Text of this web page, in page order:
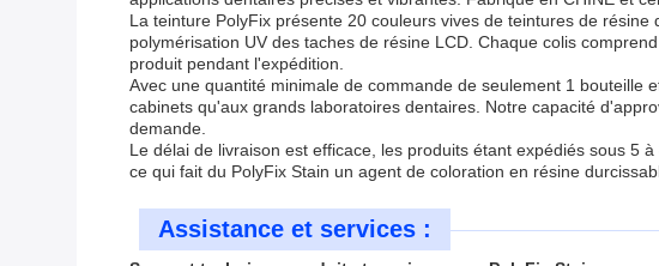
La teinture PolyFix présente 20 couleurs vives de teintures de
polymérisation UV des taches de résine LCD. Chaque colis
produit pendant l'expédition.
Avec une quantité minimale de commande de seulement 1 bouteille
cabinets qu'aux grands laboratoires dentaires. Notre capacité
demande.
Le délai de livraison est efficace, les produits étant expédiés sous 5
ce qui fait du PolyFix Stain un agent de coloration en résine
Assistance et services :